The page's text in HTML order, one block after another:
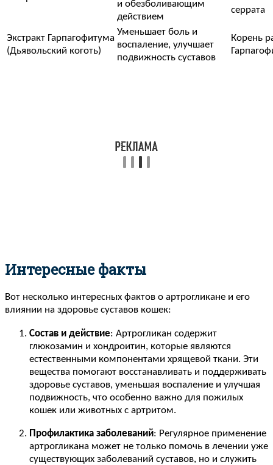
и обезболивающим
действием
серрата
Экстракт Гарпагофитума
(Дьявольский коготь)
Уменьшает боль и
воспаление, улучшает
подвижность суставов
Корень
Интересные факты
Вот несколько интересных фактов о артрогликане и его
влиянии на здоровье суставов кошек:
Состав и действие: Артрогликан содержит
глюкозамин и хондроитин, которые являются
естественными компонентами хрящевой ткани. Эти
вещества помогают восстанавливать и поддерживать
здоровье суставов, уменьшая воспаление и улучшая
подвижность, что особенно важно для пожилых
кошек или животных с артритом.
Профилактика заболеваний: Регулярное применение
артрогликана может не только помочь в лечении уже
существующих заболеваний суставов, но и служить